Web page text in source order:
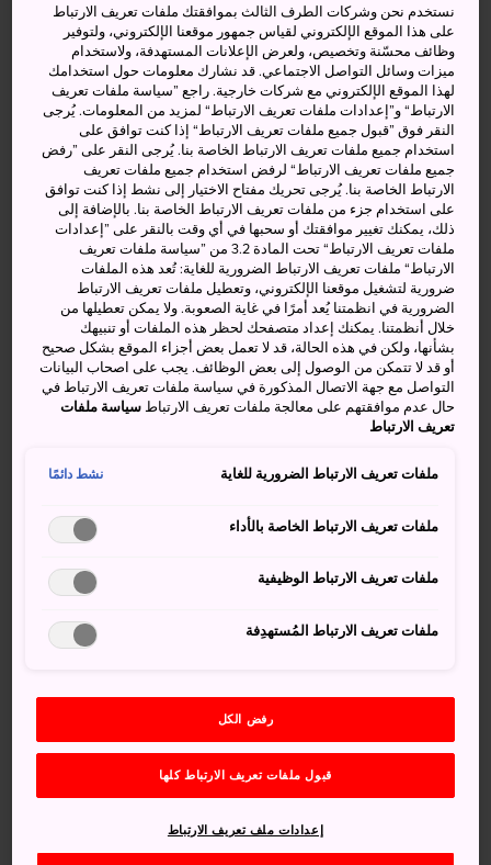
أنشطة ومعالم رائعة
زيارة مناطق معرض عالم البحار المصممة لتحل
محل البيئات الطبيعية للحيوانات التي تعيش فيها
مشاهدة العروض الشهيرة، مثل عرض حوت الأوركا
وعرض أسد البحر
اقتناص فرصة رائعة لمشاهدة الدلافين والحيتان
البيضاء وأسود البحر عن قرب
كيفية الوصول
يمكن الوصول بسهولة إلى معرض عالم البحار بمدينة كاموغاوا
باستخدام القطار على خط جيه آر سوتوبو أو بالسيارة.
هي ركوب أحد قطارات خط كايو حتى محطة سوغا، ثم التبديل
خدمة حافلات مكوكية مجانية تنقل الزائرين من المحطة حتى
ويسهل أيضًا الوصول إلى الحديقة بالسيارة عن طريق خط أكوا.
نستخدم نحن وشركات الطرف الثالث بموافقتك ملفات تعريف الارتباط
على هذا الموقع الإلكتروني لقياس جمهور موقعنا الإلكتروني، ولتوفير
وظائف محسّنة وتخصيص، ولعرض الإعلانات المستهدفة، ولاستخدام
ميزات وسائل التواصل الاجتماعي. قد نشارك معلومات حول استخدامك
لهذا الموقع الإلكتروني مع شركات خارجية. راجع ”سياسة ملفات تعريف
الارتباط“ و”إعدادات ملفات تعريف الارتباط“ لمزيد من المعلومات. يُرجى
النقر فوق ”قبول جميع ملفات تعريف الارتباط“ إذا كنت توافق على
استخدام جميع ملفات تعريف الارتباط الخاصة بنا. يُرجى النقر على ”رفض
جميع ملفات تعريف الارتباط“ لرفض استخدام جميع ملفات تعريف
الارتباط الخاصة بنا. يُرجى تحريك مفتاح الاختيار إلى نشط إذا كنت توافق
على استخدام جزء من ملفات تعريف الارتباط الخاصة بنا. بالإضافة إلى
ذلك، يمكنك تغيير موافقتك أو سحبها في أي وقت بالنقر على ”إعدادات
ملفات تعريف الارتباط“ تحت المادة 3.2 من ”سياسة ملفات تعريف
الارتباط“ ملفات تعريف الارتباط الضرورية للغاية: تُعد هذه الملفات
ضرورية لتشغيل موقعنا الإلكتروني، وتعطيل ملفات تعريف الارتباط
الضرورية في انظمتنا يُعد أمرًا في غاية الصعوبة. ولا يمكن تعطيلها من
خلال أنظمتنا. يمكنك إعداد متصفحك لحظر هذه الملفات أو تنبيهك
بشأنها، ولكن في هذه الحالة، قد لا تعمل بعض أجزاء الموقع بشكل صحيح
أو قد لا تتمكن من الوصول إلى بعض الوظائف. يجب على اصحاب البيانات
التواصل مع جهة الاتصال المذكورة في سياسة ملفات تعريف الارتباط في
حال عدم موافقتهم على معالجة ملفات تعريف الارتباطسياسة ملفات
تعريف الارتباط
ملفات تعريف الارتباط الضرورية للغاية نشط دائمًا
ملفات تعريف الارتباط الخاصة بالأداء
ملفات تعريف الارتباط الوظيفية
ملفات تعريف الارتباط المُستهدِفة
رفض الكل
قبول ملفات تعريف الارتباط كلها
إعدادات ملف تعريف الارتباط